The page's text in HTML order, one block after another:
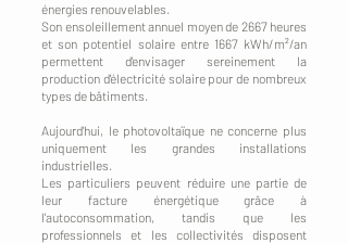
énergies renouvelables.
Son ensoleillement annuel moyen de 2667 heures
et son potentiel solaire entre 1667 kWh/m²/an
permettent d'envisager sereinement la
production d'électricité solaire pour de nombreux
types de bâtiments.
Aujourd'hui, le photovoltaïque ne concerne plus
uniquement les grandes installations
industrielles.
Les particuliers peuvent réduire une partie de
leur facture énergétique grâce à
l'autoconsommation, tandis que les
professionnels et les collectivités disposent